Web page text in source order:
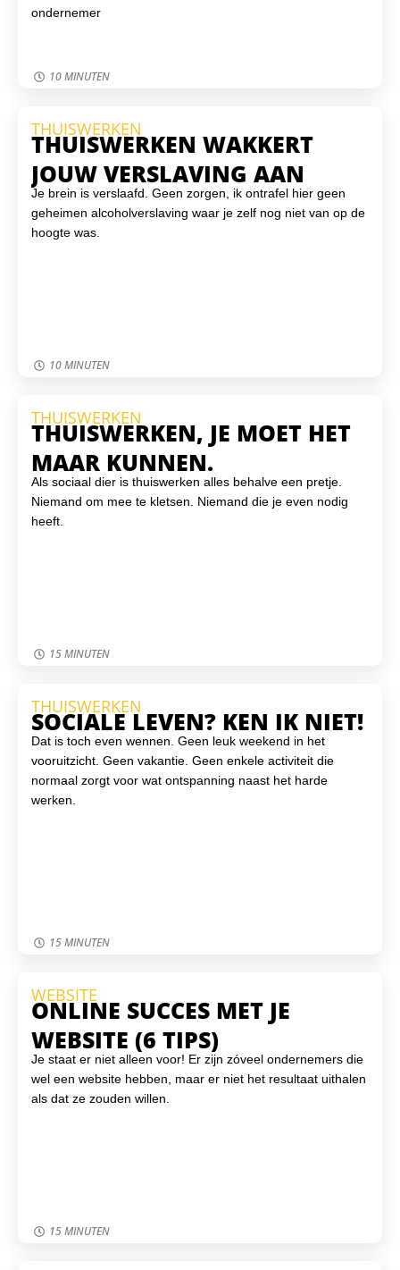
ondernemer
10 MINUTEN
THUISWERKEN
THUISWERKEN WAKKERT
JOUW VERSLAVING AAN
Je brein is verslaafd. Geen zorgen, ik ontrafel hier geen
geheimen alcoholverslaving waar je zelf nog niet van op de
hoogte was.
10 MINUTEN
THUISWERKEN
THUISWERKEN, JE MOET HET
MAAR KUNNEN.
Als sociaal dier is thuiswerken alles behalve een pretje.
Niemand om mee te kletsen. Niemand die je even nodig
heeft.
15 MINUTEN
THUISWERKEN
SOCIALE LEVEN? KEN IK NIET!
Dat is toch even wennen. Geen leuk weekend in het
vooruitzicht. Geen vakantie. Geen enkele activiteit die
normaal zorgt voor wat ontspanning naast het harde
werken.
15 MINUTEN
WEBSITE
ONLINE SUCCES MET JE
WEBSITE (6 TIPS)
Je staat er niet alleen voor! Er zijn zóveel ondernemers die
wel een website hebben, maar er niet het resultaat uithalen
als dat ze zouden willen.
15 MINUTEN